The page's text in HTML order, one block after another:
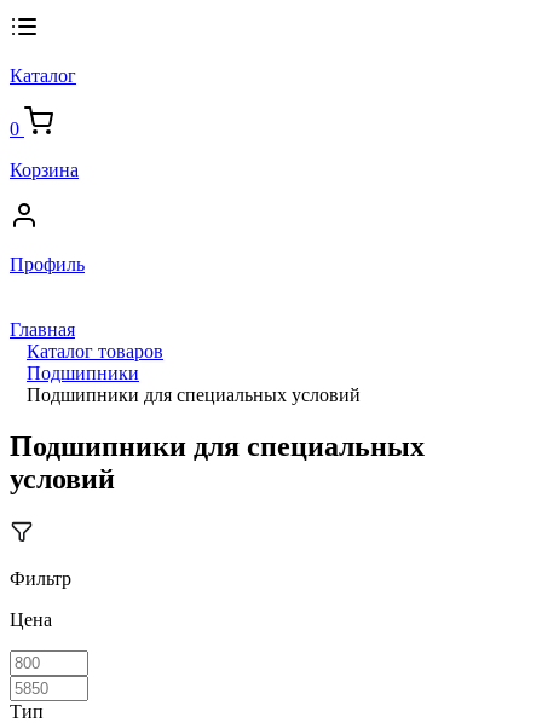
Каталог
0
Корзина
Профиль
Главная
Каталог товаров
Подшипники
Подшипники для специальных условий
Подшипники для специальных
условий
Фильтр
Цена
Тип